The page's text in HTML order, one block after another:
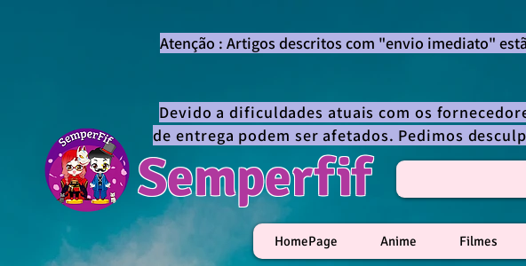
Semperfif
Atenção : Artigos descritos com "envio imediato"
Devido a dificuldades atuais com os
de entrega podem ser afetados. Pedimos
HomePage Anime Filmes